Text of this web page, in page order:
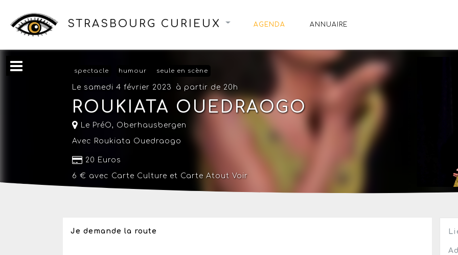
STRASBOURG CURIEUX AGENDA ANNUAIRE
spectacle humour seule en scène
Le samedi 4 février 2023 à partir de 20h
ROUKIATA OUEDRAOGO
Le PréO, Oberhausbergen
Avec Roukiata Ouedraogo
20 Euros
6 € avec Carte Culture et Carte Atout Voir
Je demande la route